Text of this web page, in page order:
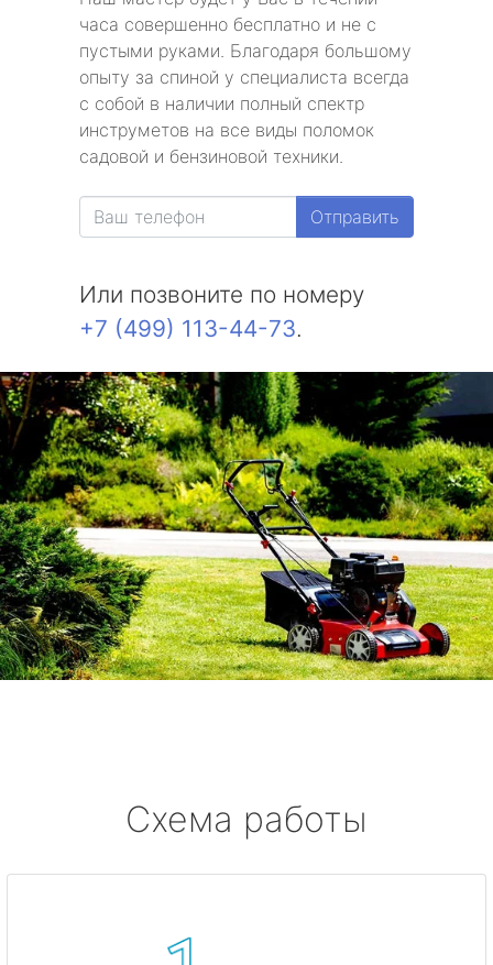
часа совершенно бесплатно и не с
пустыми руками. Благодаря большому
опыту за спиной у специалиста всегда
с собой в наличии полный спектр
инструметов на все виды поломок
садовой и бензиновой техники.
Отправить
Или позвоните по номеру
+7 (499) 113-44-73.
Схема работы